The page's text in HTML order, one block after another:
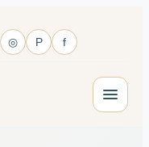
◎ P f